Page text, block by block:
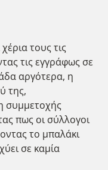
τους τις
τις εγγράφως σε
αργότερα, η
της,
συμμετοχής
πως οι σύλλογοι
το μπαλάκι
σε καμία